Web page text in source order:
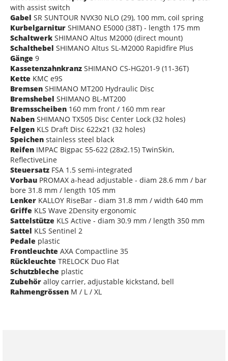
with assist switch
Gabel SR SUNTOUR NVX30 NLO (29), 100 mm, coil spring
Kurbelgarnitur SHIMANO E5000 (38T) - length 175 mm
Schaltwerk SHIMANO Altus M2000 (direct mount)
Schalthebel SHIMANO Altus SL-M2000 Rapidfire Plus
Gänge 9
Kassetenzahnkranz SHIMANO CS-HG201-9 (11-36T)
Kette KMC e9S
Bremsen SHIMANO MT200 Hydraulic Disc
Bremshebel SHIMANO BL-MT200
Bremsscheiben 160 mm front / 160 mm rear
Naben SHIMANO TX505 Disc Center Lock (32 holes)
Felgen KLS Draft Disc 622x21 (32 holes)
Speichen stainless steel black
Reifen IMPAC Bigpac 55-622 (28x2.15) TwinSkin,
ReflectiveLine
Steuersatz FSA 1.5 semi-integrated
Vorbau PROMAX a-head adjustable - diam 28.6 mm / bar
bore 31.8 mm / length 105 mm
Lenker KALLOY RiseBar - diam 31.8 mm / width 640 mm
Griffe KLS Wave 2Density ergonomic
Sattelstütze KLS Active - diam 30.9 mm / length 350 mm
Sattel KLS Sentinel 2
Pedale plastic
Frontleuchte AXA Compactline 35
Rückleuchte TRELOCK Duo Flat
Schutzbleche plastic
Zubehör alloy carrier, adjustable kickstand, bell
Rahmengrössen M / L / XL